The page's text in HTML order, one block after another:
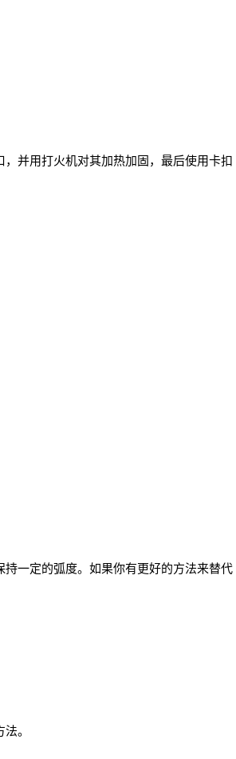
并用打火机对其加热加固，最后使用卡扣
一定的弧度。如果你有更好的方法来替代
。